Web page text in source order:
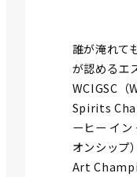
誰が淹れて
が認めるエ
WCIGSC
Spirits
ーヒー イ
オンシッ
Art